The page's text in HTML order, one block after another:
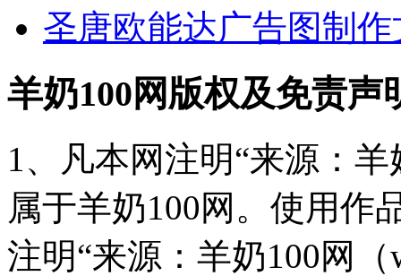
圣唐欧能达广告图制作
羊奶100网版权及免责声
1、凡本网注明“来源：
属于羊奶100网。使用作
注明“来源：羊奶100网（